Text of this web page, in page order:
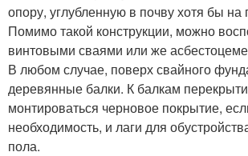
опору, углубленную в почву хотя бы на
Помимо такой конструкции, можно
винтовыми сваями или же
В любом случае, поверх свайного
деревянные балки. К балкам
монтироваться черновое покрытие,
необходимость, и лаги для
пола.